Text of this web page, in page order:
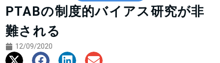
PTABの制度的バイアス研究が非
難される
12/09/2020